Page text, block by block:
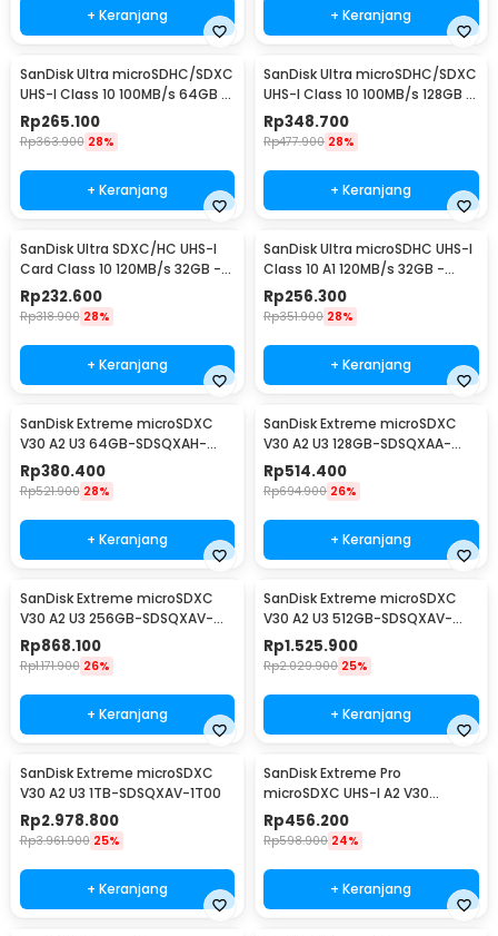
+ Keranjang + Keranjang
SanDisk Ultra microSDHC/SDXC
UHS-I Class 10 100MB/s 64GB -
SDSQUNR
Rp265.100
Rp363.900 28%
+ Keranjang
SanDisk Ultra microSDHC/SDXC
UHS-I Class 10 100MB/s 128GB -
SDSQUNR
Rp348.700
Rp477.900 28%
+ Keranjang
SanDisk Ultra SDXC/HC UHS-I
Card Class 10 120MB/s 32GB -
SDSDUN4
Rp232.600
Rp318.900 28%
+ Keranjang
SanDisk Ultra microSDHC UHS-I
Class 10 A1 120MB/s 32GB -
SDSQUA4
Rp256.300
Rp351.900 28%
+ Keranjang
SanDisk Extreme microSDXC
V30 A2 U3 64GB-SDSQXAH-
064G
Rp380.400
Rp521.900 28%
+ Keranjang
SanDisk Extreme microSDXC
V30 A2 U3 128GB-SDSQXAA-
128G
Rp514.400
Rp694.900 26%
+ Keranjang
SanDisk Extreme microSDXC
V30 A2 U3 256GB-SDSQXAV-
256G
Rp868.100
Rp1.171.900 26%
+ Keranjang
SanDisk Extreme microSDXC
V30 A2 U3 512GB-SDSQXAV-
512G
Rp1.525.900
Rp2.029.900 25%
+ Keranjang
SanDisk Extreme microSDXC
V30 A2 U3 1TB-SDSQXAV-1T00
Rp2.978.800
Rp3.961.900 25%
+ Keranjang
SanDisk Extreme Pro
microSDXC UHS-I A2 V30
200MB/s 64GB-SDSQXCU-
064G
Rp456.200
Rp598.900 24%
+ Keranjang